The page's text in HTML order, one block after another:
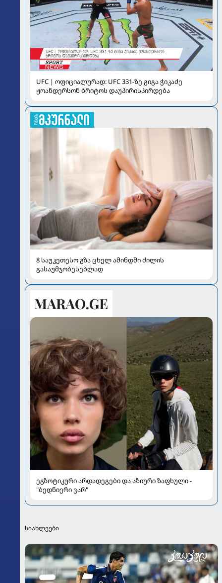
UFC | ოფიციალურად: UFC 331-ზე გიგა ჭიკაძე
ჟოანდერსონ ბრიტოს დაუპირისპირდება
8 საუკეთესო გზა ცხელ ამინდში ძილის
გასაუმჯობესებლად
ეგზოტიკური არდადეგები და აზიური ზაფხული -
"ბედნიერი ვარ"
სიახლეები